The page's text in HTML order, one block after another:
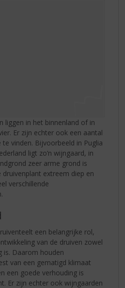
liggen in het binnenland of in
Er zijn echter ook een aantal
vinden. Bijvoorbeeld in Puglia
ligt zo’n wijngaard, in
zeer arme grond is
extreem diep en
verschillende
een belangrijke rol,
van de druiven zowel
is. Daarom houden
van een gematigd klimaat
een goede verhouding is
Er zijn echter ook wijngaarden